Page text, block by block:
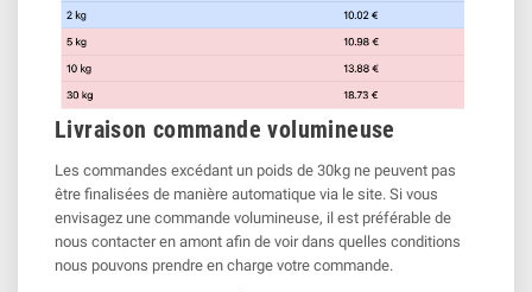
Livraison commande volumineuse
Les commandes excédant un poids de 30kg ne peuvent pas
être finalisées de manière automatique via le site. Si vous
envisagez une commande volumineuse, il est préférable de
nous contacter en amont afin de voir dans quelles conditions
nous pouvons prendre en charge votre commande.